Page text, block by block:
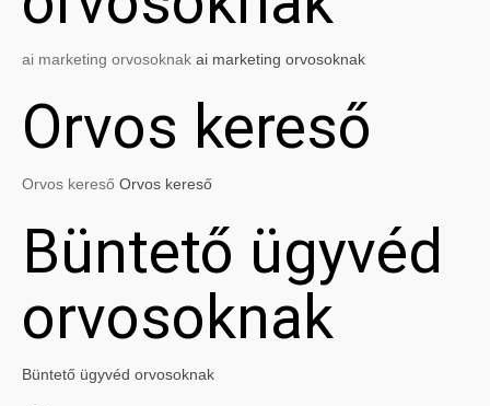
ai marketing orvosoknak ai marketing orvosoknak
Orvos kereső
Orvos kereső Orvos kereső
Büntető ügyvéd
orvosoknak
Büntető ügyvéd orvosoknak